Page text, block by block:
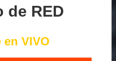
de RED
VIVO